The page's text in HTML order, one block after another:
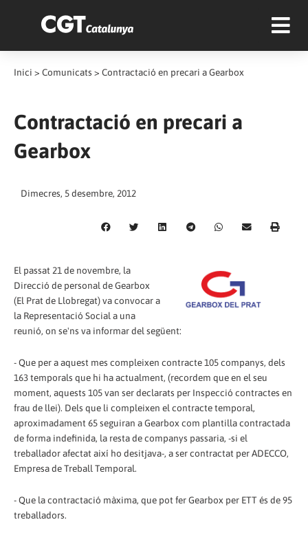
Inici > Comunicats > Contractació en precari a Gearbox
Contractació en precari a
Gearbox
Dimecres, 5 desembre, 2012
El passat 21 de novembre, la
Direcció de personal de Gearbox
(El Prat de Llobregat) va convocar a
la Representació Social a una
reunió, on se'ns va informar del següent:
- Que per a aquest mes compleixen contracte 105 companys, dels
163 temporals que hi ha actualment, (recordem que en el seu
moment, aquests 105 van ser declarats per Inspecció contractes en
frau de llei). Dels que li compleixen el contracte temporal,
aproximadament 65 seguiran a Gearbox com plantilla contractada
de forma indefinida, la resta de companys passaria, -si el
treballador afectat així ho desitjava-, a ser contractat per ADECCO,
Empresa de Treball Temporal.
- Que la contractació màxima, que pot fer Gearbox per ETT és de 95
treballadors.